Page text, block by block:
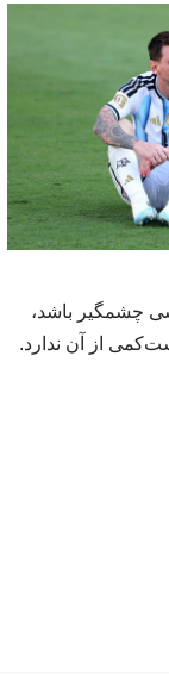
چشمگیر باشد،
از آن ندارد.